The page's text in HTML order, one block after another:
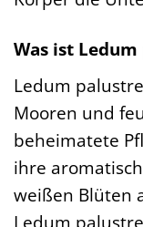
Was ist
Ledum
Mooren und
beheimatete
ihre
weißen Blüten
Ledum